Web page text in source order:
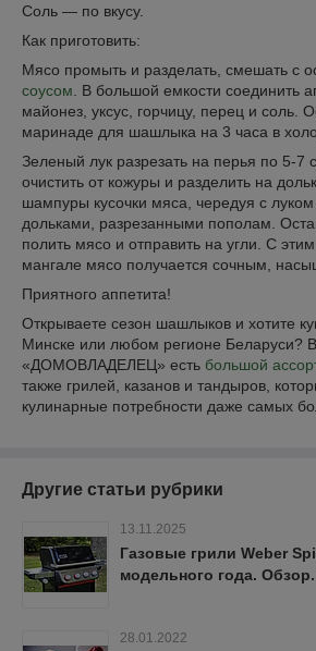
Соль — по вкусу.
Как приготовить:
Мясо промыть и разделать, смешать с
соусом . В большой емкости соединить
майонез, уксус, горчицу, перец и соль.
маринаде для шашлыка на 3 часа в
Зеленый лук разрезать на перья по 5-7
очистить от кожуры и разделить на
шампуры кусочки мяса, чередуя с
дольками, разрезанными пополам.
полить мясо и отправить на угли. С
мангале мясо получается сочным,
Приятного аппетита!
Открываете сезон шашлыков и хотите
Минске или любом регионе Беларуси?
«ДОМОВЛАДЕЛЕЦ» есть большой
также грилей, казанов и тандыров,
кулинарные потребности даже самых
Другие статьи рубрики
13.11.2025
Газовые грили Weber
модельного года.
28.01.2022